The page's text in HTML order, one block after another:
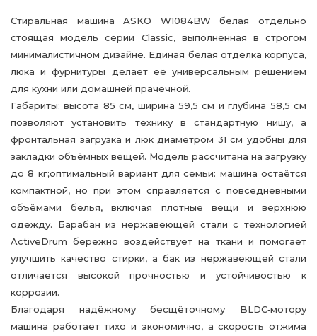
Стиральная машина ASKO W1084BW белая отдельно
стоящая модель серии Classic, выполненная в строгом
минималистичном дизайне. Единая белая отделка корпуса,
люка и фурнитуры делает её универсальным решением
для кухни или домашней прачечной.
Габариты: высота 85 см, ширина 59,5 см и глубина 58,5 см
позволяют установить технику в стандартную нишу, а
фронтальная загрузка и люк диаметром 31 см удобны для
закладки объёмных вещей. Модель рассчитана на загрузку
до 8 кг;оптимальный вариант для семьи: машина остаётся
компактной, но при этом справляется с повседневными
объёмами белья, включая плотные вещи и верхнюю
одежду. Барабан из нержавеющей стали с технологией
ActiveDrum бережно воздействует на ткани и помогает
улучшить качество стирки, а бак из нержавеющей стали
отличается высокой прочностью и устойчивостью к
коррозии.
Благодаря надёжному бесщёточному BLDC‑мотору
машина работает тихо и экономично, а скорость отжима